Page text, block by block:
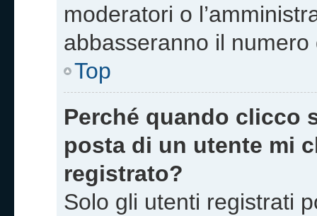
moderatori o
abbasseranno il
Top
Perché quando clicco
posta di un utente mi
registrato?
Solo gli utenti registrati